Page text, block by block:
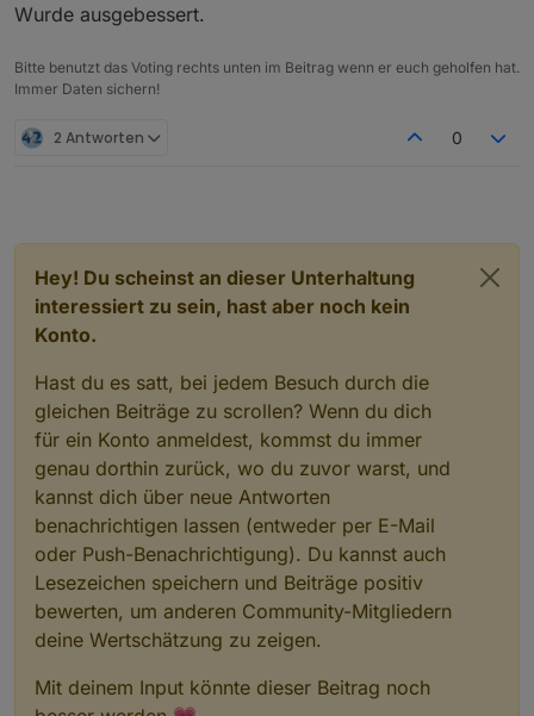
Wurde ausgebessert.
Bitte benutzt das Voting rechts unten im Beitrag wenn er euch geholfen hat.
Immer Daten sichern!
2 Antworten 0
Hey! Du scheinst an dieser Unterhaltung
interessiert zu sein, hast aber noch kein
Konto.
Hast du es satt, bei jedem Besuch durch die
gleichen Beiträge zu scrollen? Wenn du dich
für ein Konto anmeldest, kommst du immer
genau dorthin zurück, wo du zuvor warst, und
kannst dich über neue Antworten
benachrichtigen lassen (entweder per E-Mail
oder Push-Benachrichtigung). Du kannst auch
Lesezeichen speichern und Beiträge positiv
bewerten, um anderen Community-Mitgliedern
deine Wertschätzung zu zeigen.
Mit deinem Input könnte dieser Beitrag noch